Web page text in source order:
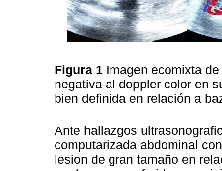
Figura 1 Imagen ecomixta
negativa al doppler color en
bien definida en relación a
Ante hallazgos
computarizada abdominal
lesion de gran tamaño en